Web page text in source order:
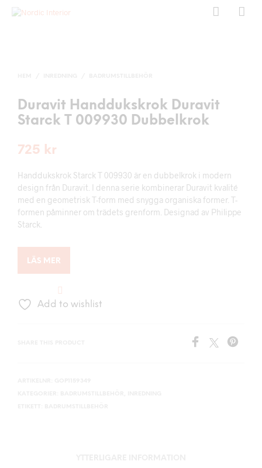
Duravit Handdukskrok Duravit
Starck T 009930 Dubbelkrok
725 kr
Handdukskrok Starck T 009930 är en dubbelkrok i modern
design från Duravit. I denna serie kombinerar Duravit kvalité
med en geometrisk T-form med snygga organiska former. T-
formen påminner om trädets grenform. Designad av Philippe
Starck.
LÄS MER
Add to wishlist